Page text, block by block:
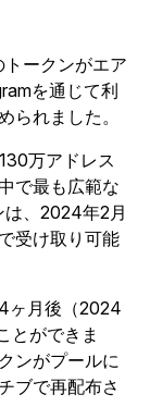
ークンがエア
を通じて利
られました。
万アドレス
で最も広範な
は、2024年2月
受け取り可能
ヶ月後（2024
とができま
ンがプールに
ブで再配布さ